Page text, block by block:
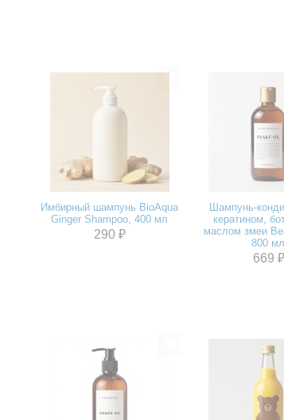
Имбирный шампунь BioAqua
Ginger Shampoo, 400 мл
290 ₽
Шампунь-
кератином,
маслом змеи
800 мл
669 ₽